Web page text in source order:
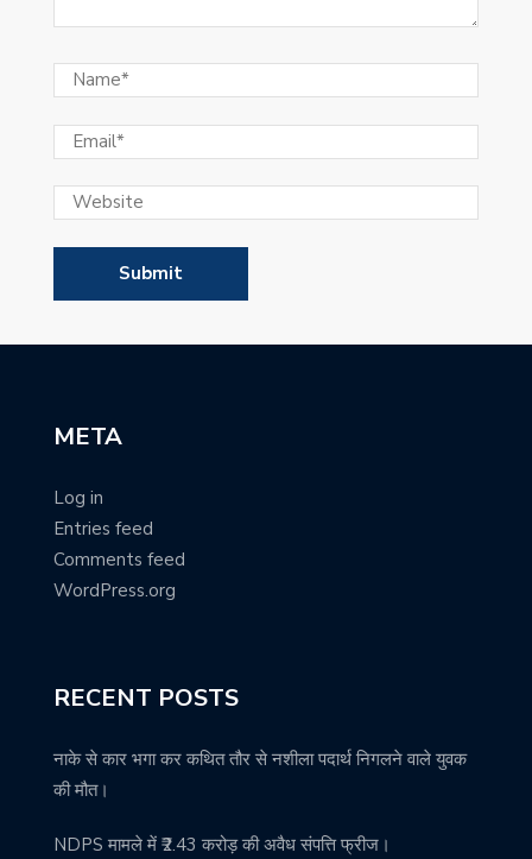
META
Log in
Entries feed
Comments feed
WordPress.org
RECENT POSTS
नाके से कार भगा कर कथित तौर से नशीला पदार्थ निगलने वाले युवक
की मौत।
NDPS मामले में ₹2.43 करोड़ की अवैध संपत्ति फ्रीज।